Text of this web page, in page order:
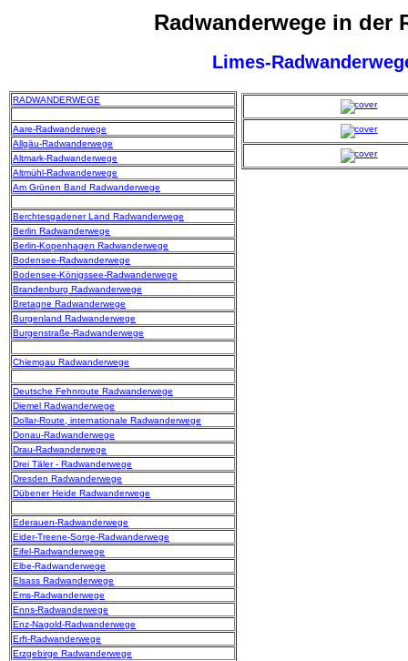
Radwanderwege in der
Limes-
RADWANDERWEGE
Aare-Radwanderwege
Allgäu-Radwanderwege
Altmark-Radwanderwege
Altmühl-Radwanderwege
Am Grünen Band Radwanderwege
Berchtesgadener Land Radwanderwege
Berlin Radwanderwege
Berlin-Kopenhagen Radwanderwege
Bodensee-Radwanderwege
Bodensee-Königssee-Radwanderwege
Brandenburg Radwanderwege
Bretagne Radwanderwege
Burgenland Radwanderwege
Burgenstraße-Radwanderwege
Chiemgau Radwanderwege
Deutsche Fehnroute Radwanderwege
Diemel Radwanderwege
Dollar-Route, internationale Radwanderwege
Donau-Radwanderwege
Drau-Radwanderwege
Drei Täler - Radwanderwege
Dresden Radwanderwege
Dübener Heide Radwanderwege
Ederauen-Radwanderwege
Eider-Treene-Sorge-Radwanderwege
Eifel-Radwanderwege
Elbe-Radwanderwege
Elsass Radwanderwege
Ems-Radwanderwege
Enns-Radwanderwege
Enz-Nagold-Radwanderwege
Erft-Radwanderwege
Erzgebirge Radwanderwege